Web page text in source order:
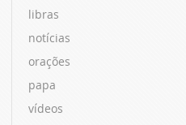
libras
notícias
orações
papa
vídeos